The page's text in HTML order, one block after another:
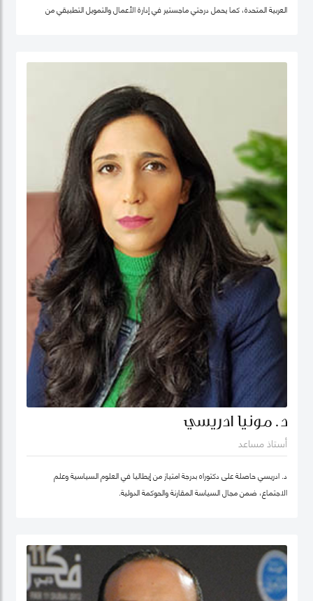
العربية المتحدة، كما يحمل درجتي ماجستير في إدارة الأعمال والتمويل التطبيقي من
الدكتور عبدالله، مستشار مالي لديه أكثر من 25 عامًا من الخبرة العملية في مجالات: المالية
والقطاع شبه الحكومي، والقطاع الخاص. كما أ، الدكتور عبد الله مدقق حسابات معتمد،
ووكيل ضرائب، وخبير قضائي، ومحكم.
د. مونيا ادريسي
أستاذ مساعد
د. ادريسي حاصلة على دكتوراه بدرجة امتياز من إيطاليا في العلوم السياسية وعلم
الاجتماع، ضمن مجال السياسة المقارنة والحوكمة الدولية.